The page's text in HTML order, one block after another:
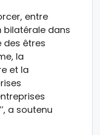
entre
bilatérale dans
des êtres
la
et la
a soutenu